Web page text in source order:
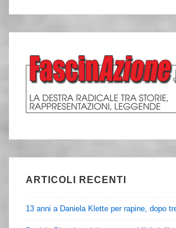
ARTICOLI RECENTI
13 anni a Daniela Klette per rapine, dopo